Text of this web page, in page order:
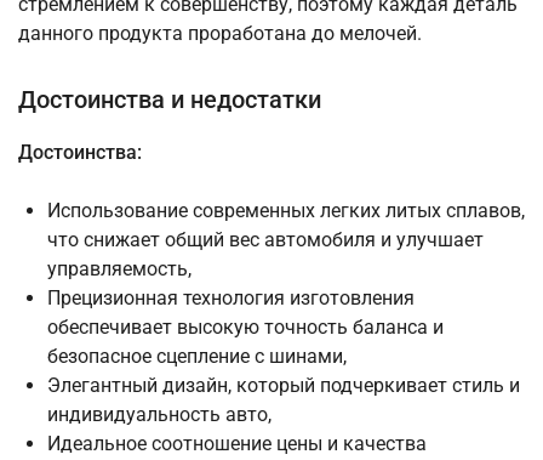
данного продукта проработана до мелочей.
Достоинства и недостатки
Достоинства:
Использование современных легких литых сплавов,
что снижает общий вес автомобиля и улучшает
управляемость,
Прецизионная технология изготовления
обеспечивает высокую точность баланса и
безопасное сцепление с шинами,
Элегантный дизайн, который подчеркивает стиль и
индивидуальность авто,
Идеальное соотношение цены и качества